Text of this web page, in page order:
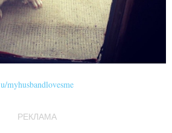
u/myhusbandlovesme
РЕКЛАМА